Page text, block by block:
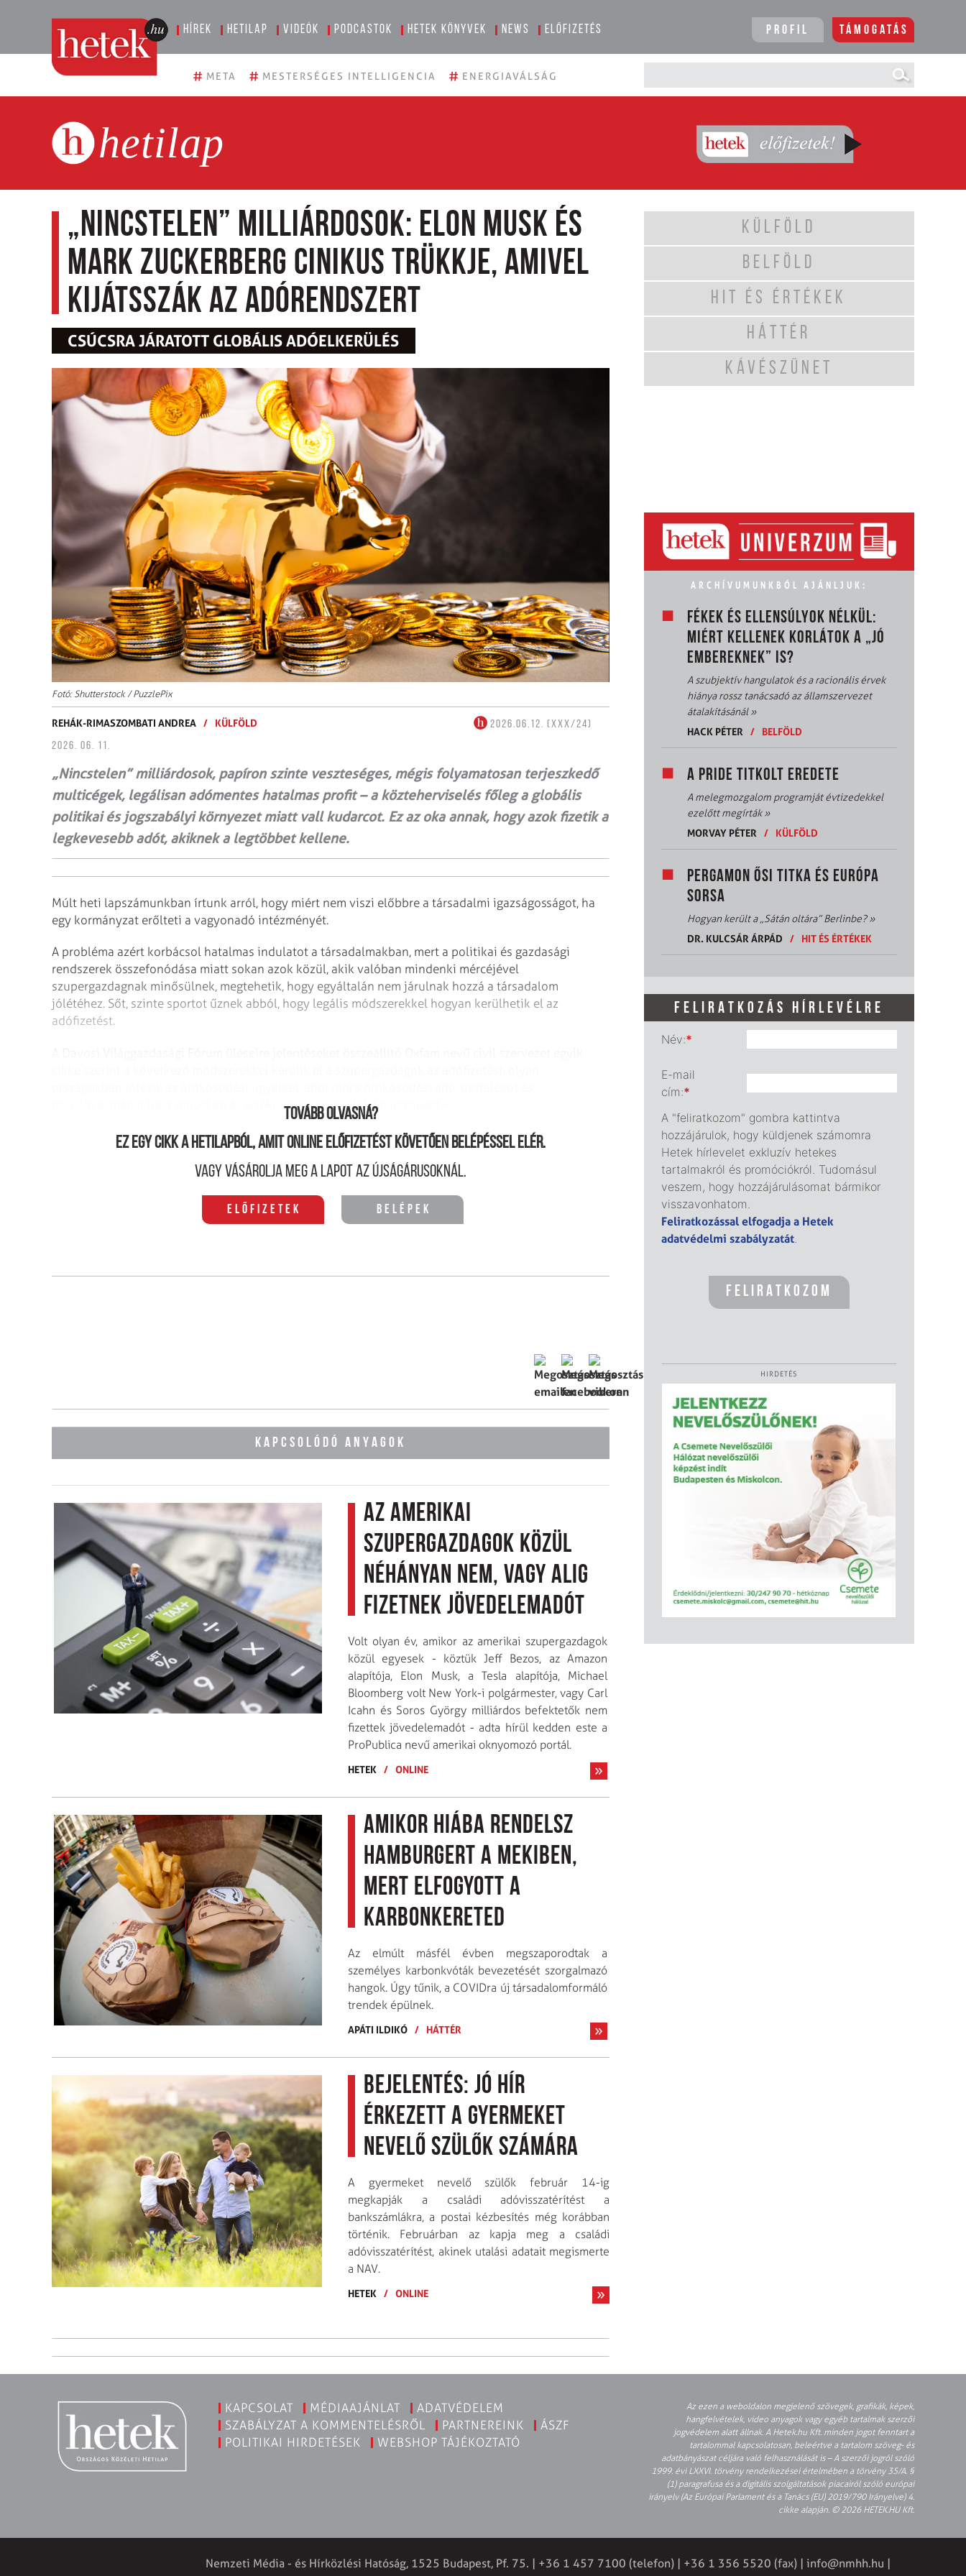
Hírek Hetilap Videók Podcastok Hetek könyvek News Előfizetés Profil Támogatás
# META # MESTERSÉGES INTELLIGENCIA # ENERGIAVÁLSÁG
hetilap
„Nincstelen” milliárdosok: Elon Musk és
Mark Zuckerberg cinikus trükkje, amivel
kijátsszák az adórendszert
CSÚCSRA JÁRATOTT GLOBÁLIS ADÓELKERÜLÉS
Fotó: Shutterstock / PuzzlePix
REHÁK-RIMASZOMBATI ANDREA / KÜLFÖLD
2026.06.12. (XXX/24)
2026. 06. 11.
„Nincstelen” milliárdosok, papíron szinte veszteséges, mégis folyamatosan terjeszkedő
multicégek, legálisan adómentes hatalmas profit – a közteherviselés főleg a globális
politikai és jogszabályi környezet miatt vall kudarcot. Ez az oka annak, hogy azok fizetik a
legkevesebb adót, akiknek a legtöbbet kellene.
Múlt heti lapszámunkban írtunk arról, hogy miért nem viszi előbbre a társadalmi igazságosságot, ha
egy kormányzat erőlteti a vagyonadó intézményét.
A probléma azért korbácsol hatalmas indulatot a társadalmakban, mert a politikai és gazdasági
rendszerek összefonódása miatt sokan azok közül, akik valóban mindenki mércéjével
szupergazdagnak minősülnek, megtehetik, hogy egyáltalán nem járulnak hozzá a társadalom
jólétéhez. Sőt, szinte sportot űznek abból, hogy legális módszerekkel hogyan kerülhetik el az
adófizetést.
tőkenövekményt (részvényeken és értékpapírokon realizált nyereséget –
Tovább olvasná?
Ez egy cikk a hetilapból, amit online előfizetést követően belépéssel elér.
Vagy vásárolja meg a lapot az újságárusoknál.
Előfizetek Belépek
KAPCSOLÓDÓ ANYAGOK
Az amerikai
szupergazdagok közül
néhányan nem, vagy alig
fizetnek jövedelemadót
Volt olyan év, amikor az amerikai szupergazdagok
közül egyesek - köztük Jeff Bezos, az Amazon
alapítója, Elon Musk, a Tesla alapítója, Michael
Bloomberg volt New York-i polgármester, vagy Carl
Icahn és Soros György milliárdos befektetők nem
fizettek jövedelemadót - adta hírül kedden este a
ProPublica nevű amerikai oknyomozó portál.
HETEK / ONLINE
Amikor hiába rendelsz
hamburgert a Mekiben,
mert elfogyott a
karbonkereted
Az elmúlt másfél évben megszaporodtak a
személyes karbonkvóták bevezetését szorgalmazó
hangok. Úgy tűnik, a COVIDra új társadalomformáló
trendek épülnek.
APÁTI ILDIKÓ / HÁTTÉR
Bejelentés: Jó hír
érkezett a gyermeket
nevelő szülők számára
A gyermeket nevelő szülők február 14-ig
megkapják a családi adóvisszatérítést a
bankszámlákra, a postai kézbesítés még korábban
történik. Februárban az kapja meg a családi
adóvisszatérítést, akinek utalási adatait megismerte
a NAV.
HETEK / ONLINE
KÜLFÖLD
BELFÖLD
HIT ÉS ÉRTÉKEK
HÁTTÉR
KÁVÉSZÜNET
ARCHÍVUMUNKBÓL AJÁNLJUK:
FÉKEK ÉS ELLENSÚLYOK NÉLKÜL:
MIÉRT KELLENEK KORLÁTOK A „JÓ
EMBEREKNEK” IS?
A szubjektív hangulatok és a racionális érvek
hiánya rossz tanácsadó az államszervezet
átalakításánál»
HACK PÉTER
/ BELFÖLD
A PRIDE TITKOLT EREDETE
A melegmozgalom programját évtizedekkel
ezelőtt megírták»
MORVAY PÉTER
/ KÜLFÖLD
PERGAMON ŐSI TITKA ÉS EURÓPA
SORSA
Hogyan került a „Sátán oltára” Berlinbe?»
DR. KULCSÁR ÁRPÁD
/ HIT ÉS ÉRTÉKEK
FELIRATKOZÁS HÍRLEVÉLRE
Név:*
E-mail
cím:*
A "feliratkozom" gombra kattintva
hozzájárulok, hogy küldjenek számomra
Hetek hírlevelet exkluzív hetekes
tartalmakról és promóciókról. Tudomásul
veszem, hogy hozzájárulásomat bármikor
visszavonhatom.
Feliratkozással elfogadja a Hetek
adatvédelmi szabályzatát.
HIRDETÉS
KAPCSOLAT MÉDIAAJÁNLAT
ADATVÉDELEM
SZABÁLYZAT A KOMMENTELÉSRŐL
PARTNEREINK
ÁSZF
POLITIKAI HIRDETÉSEK
WEBSHOP TÁJÉKOZTATÓ
Az ezen a weboldalon megjelenő szövegek, grafikák, képek,
hangfelvételek, video anyagok vagy egyéb tartalmak szerzői
jogvédelem alatt állnak. A Hetek.hu Kft. minden jogot fenntart a
tartalommal kapcsolatosan, beleértve a tartalom szöveg- és
adatbányászat céljára való felhasználását is – A szerzői jogról szóló
1999. évi LXXVI. törvény rendelkezései értelmében a törvény 35/A. §
(1) paragrafusa és a digitális szolgáltatások piacairól szóló európai
irányelv (Az Európai Parlament és a Tanács (EU) 2019/790 Irányelve) 4.
cikke alapján. © 2026 HETEK.HU Kft.
Nemzeti Média - és Hírközlési Hatóság, 1525 Budapest, Pf. 75. | +36 1 457 7100 (telefon) | +36 1 356 5520 (fax) | info@nmhh.hu |